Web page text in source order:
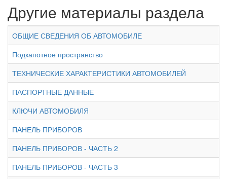
Другие материалы раздела
ОБЩИЕ СВЕДЕНИЯ ОБ АВТОМОБИЛЕ
Подкапотное пространство
ТЕХНИЧЕСКИЕ ХАРАКТЕРИСТИКИ АВТОМОБИЛЕЙ
ПАСПОРТНЫЕ ДАННЫЕ
КЛЮЧИ АВТОМОБИЛЯ
ПАНЕЛЬ ПРИБОРОВ
ПАНЕЛЬ ПРИБОРОВ - ЧАСТЬ 2
ПАНЕЛЬ ПРИБОРОВ - ЧАСТЬ 3